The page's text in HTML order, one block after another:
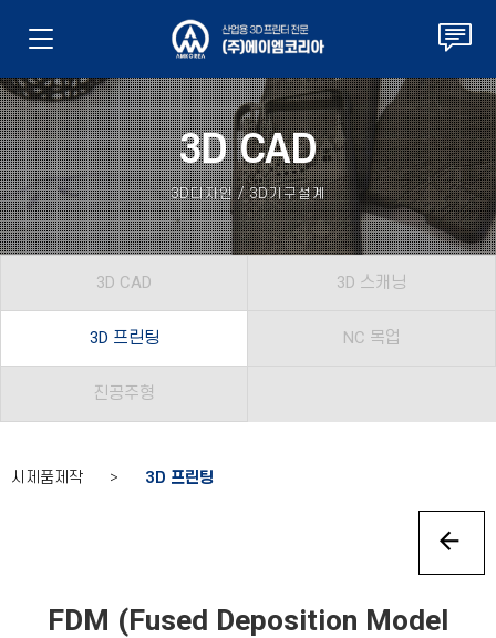
3D CAD
3D디자인 / 3D기구설계
3D CAD 3D 스캐닝
3D 프린팅 NC 목업
진공주형
시제품제작 > 3D 프린팅
FDM (Fused Deposition Model